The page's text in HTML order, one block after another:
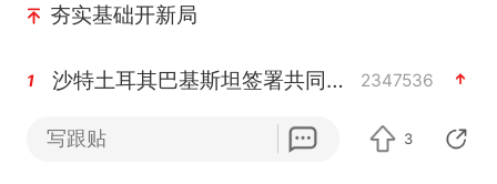
夯实基础开新局
1 沙特土耳其巴基斯坦签署共同防务协议 2347536
泉州市委书记张毅恭被查 2302922
写跟贴 3